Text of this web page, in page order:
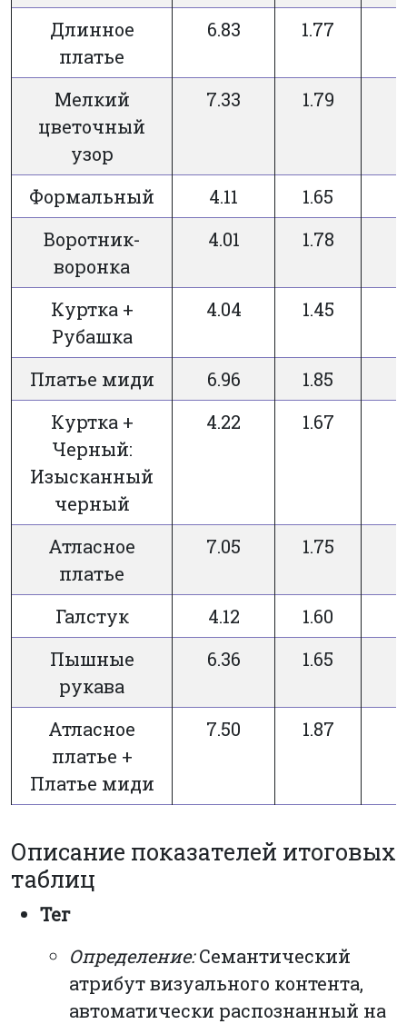
Длинное
платье
6.83 1.77
Мелкий
цветочный
узор
7.33 1.79
Формальный 4.11
1.65
Воротник-
воронка
4.01 1.78
Куртка +
Рубашка
4.04 1.45
Платье миди 6.96
1.85
Куртка +
Черный:
Изысканный
черный
4.22 1.67
Атласное
платье
7.05 1.75
Галстук 4.12
1.60
Пышные
рукава
6.36 1.65
Атласное
платье +
Платье миди
7.50 1.87
Описание показателей итоговых
таблиц
Тег
Определение:Семантический
атрибут визуального контента,
автоматически распознанный на